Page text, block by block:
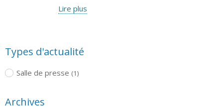
Lire plus
Types d'actualité
Salle de presse (1)
Archives